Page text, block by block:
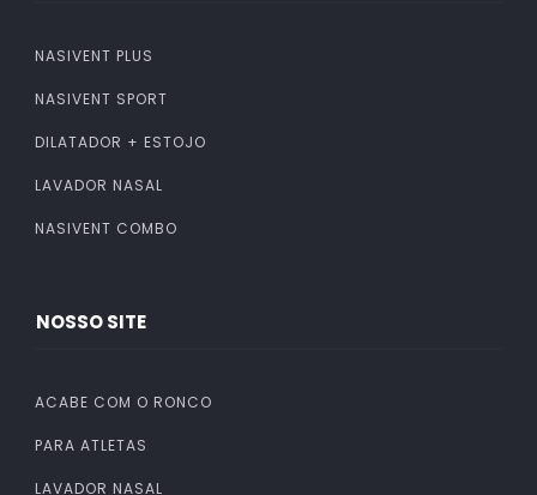
NASIVENT PLUS
NASIVENT SPORT
DILATADOR + ESTOJO
LAVADOR NASAL
NASIVENT COMBO
NOSSO SITE
ACABE COM O RONCO
PARA ATLETAS
LAVADOR NASAL